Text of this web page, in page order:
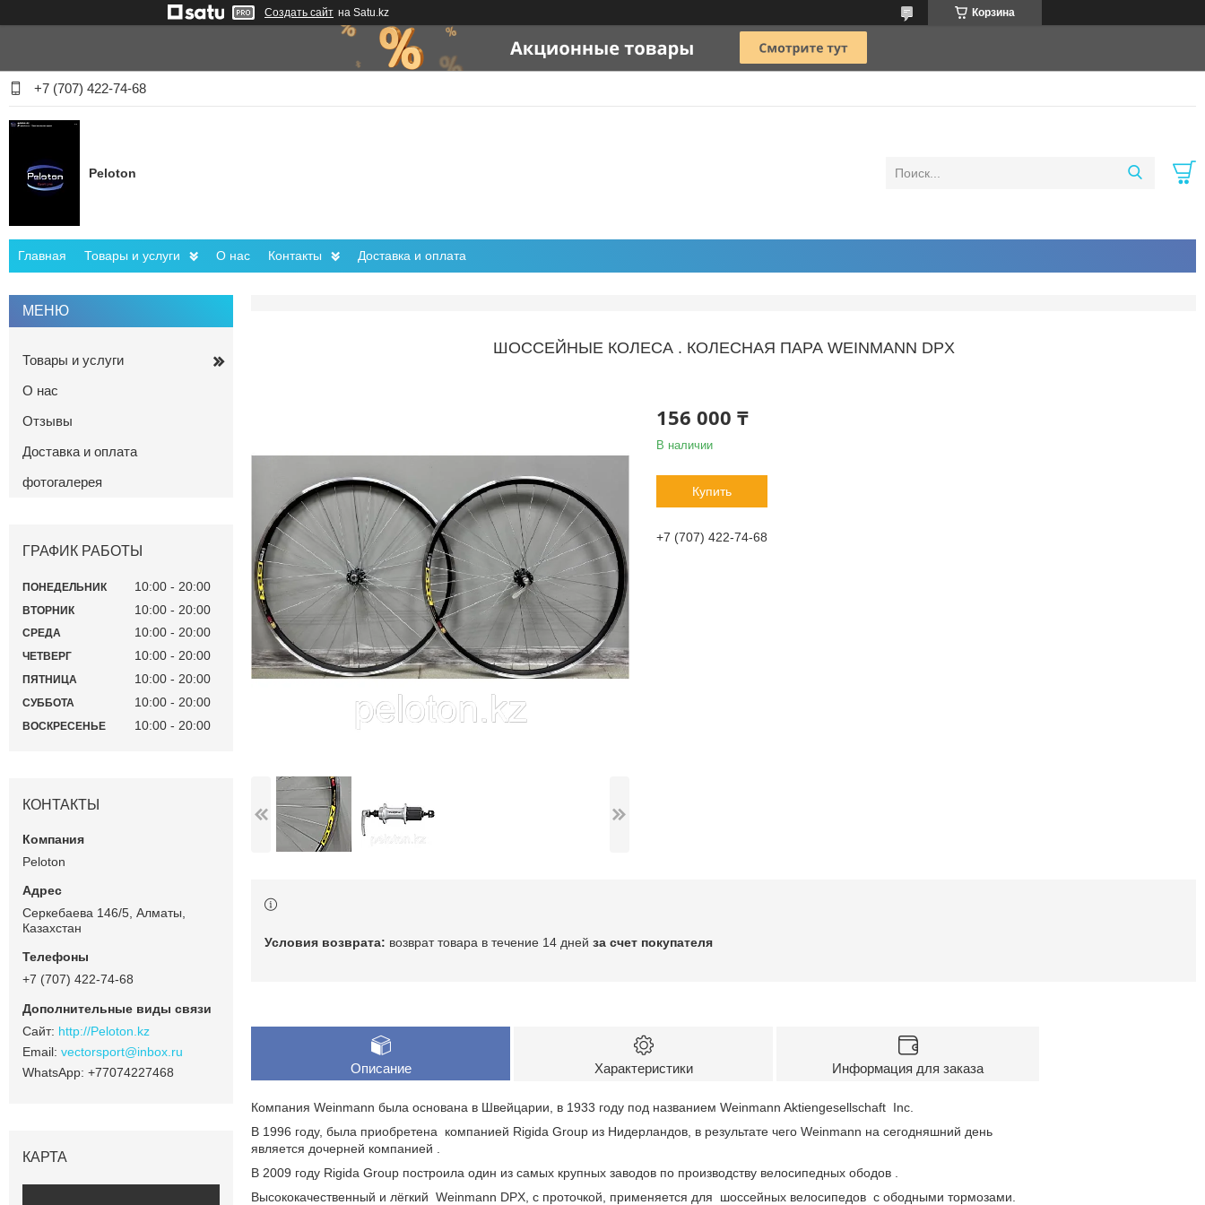
Создать сайт на Satu.kz Корзина
+7 (707) 422-74-68
Peloton
Главная Товары и услуги О нас Контакты Доставка и оплата
ШОССЕЙНЫЕ КОЛЕСА . КОЛЕСНАЯ ПАРА WEINMANN DPX
156 000 ₸
В наличии
Купить
+7 (707) 422-74-68
возврат товара в течение 14 дней за счет покупателя
Описание Характеристики Информация для заказа
Компания Weinmann была основана в Швейцарии, в 1933 году под названием Weinmann Aktiengesellschaft Inc.
В 1996 году, была приобретена компанией Rigida Group из Нидерландов, в результате чего Weinmann на сегодняшний день
является дочерней компанией .
В 2009 году Rigida Group построила один из самых крупных заводов по производству велосипедных ободов .
Высококачественный и лёгкий Weinmann DPX, с проточкой, применяется для шоссейных велосипедов с ободными тормозами.
Товары и услуги
О нас
Отзывы
Доставка и оплата
фотогалерея
ГРАФИК РАБОТЫ
ПОНЕДЕЛЬНИК 10:00 20:00
ВТОРНИК 10:00 20:00
СРЕДА 10:00 20:00
ЧЕТВЕРГ 10:00 20:00
ПЯТНИЦА 10:00 20:00
СУББОТА 10:00 20:00
ВОСКРЕСЕНЬЕ 10:00 20:00
КОНТАКТЫ
Peloton
Серкебаева 146/5, Алматы,
Казахстан
+7 (707) 422-74-68
http://Peloton.kz
vectorsport@inbox.ru
+77074227468
КАРТА